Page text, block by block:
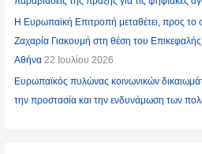
Η Ευρωπαϊκή Επιτροπή μεταθέτει, προς το
Ζαχαρία Γιακουμή στη θέση του
Αθήνα 22 Ιουλίου 2026
Ευρωπαϊκός πυλώνας κοινωνικών
την προστασία και την ενδυνάμωση των